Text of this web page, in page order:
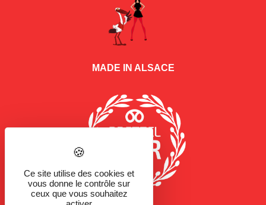
MADE IN ALSACE
Ce site utilise des cookies et
vous donne le contrôle sur
ceux que vous souhaitez